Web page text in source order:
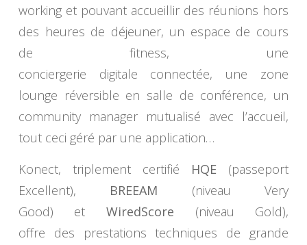
working et pouvant accueillir des réunions hors
des heures de déjeuner, un espace de cours
de fitness, une
conciergerie digitale connectée, une zone
lounge réversible en salle de conférence, un
community manager mutualisé avec l’accueil,
tout ceci géré par une application…
Konect, triplement certifié HQE (passeport
Excellent), BREEAM (niveau Very
Good) et WiredScore (niveau Gold),
offre des prestations techniques de grande